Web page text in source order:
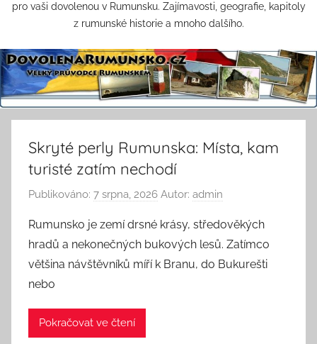
pro vaši dovolenou v Rumunsku. Zajímavosti, geografie, kapitoly
z rumunské historie a mnoho dalšího.
Skryté perly Rumunska: Místa, kam
turisté zatím nechodí
Publikováno: 7 srpna, 2026 Autor: admin
Rumunsko je zemí drsné krásy, středověkých
hradů a nekonečných bukových lesů. Zatímco
většina návštěvníků míří k Branu, do Bukurešti
nebo
Pokračovat ve čtení